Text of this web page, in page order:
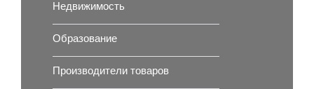
Недвижимость
Образование
Производители товаров